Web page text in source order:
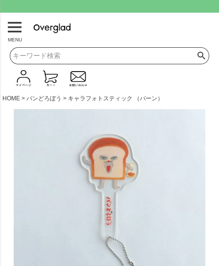
MENU
HOME パンどろぼう キャラフォトスティック （バーン）